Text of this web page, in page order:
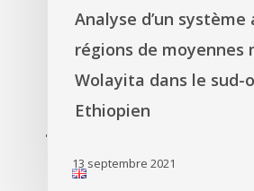
'
Analyse d’un système
régions de moyennes
Wolayita dans le sud-
Ethiopien
13 septembre 2021